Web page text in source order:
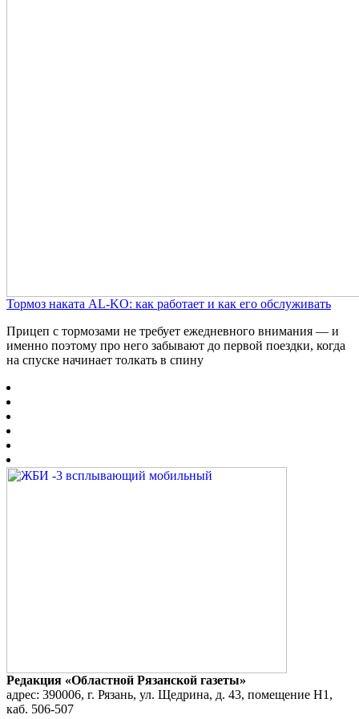
Тормоз наката AL-KO: как работает и как его обслуживать
Прицеп с тормозами не требует ежедневного внимания — и
именно поэтому про него забывают до первой поездки, когда
на спуске начинает толкать в спину
Редакция «Областной Рязанской газеты»
адрес: 390006, г. Рязань, ул. Щедрина, д. 43, помещение Н1,
каб. 506-507